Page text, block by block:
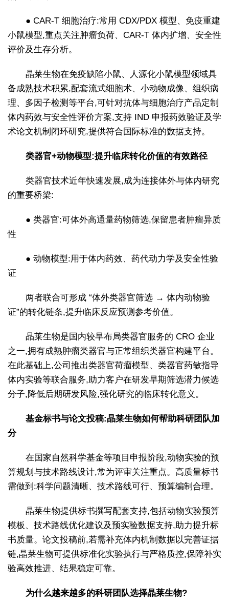
● CAR-T 细胞治疗:常用 CDX/PDX 模型、免疫重建
小鼠模型,重点关注肿瘤负荷、CAR-T 体内扩增、安全性
评价及生存分析。
晶莱生物在免疫缺陷小鼠、人源化小鼠模型领域具
备成熟技术积累,配套流式细胞术、小动物成像、组织病
理、多因子检测等平台,可针对抗体与细胞治疗产品定制
体内药效与安全性评价方案,支持 IND 申报药效验证及学
术论文机制闭环研究,提供符合国际标准的数据支持。
类器官+动物模型:提升临床转化价值的有效路径
类器官技术近年快速发展,成为连接体外与体内研究
的重要桥梁:
● 类器官:可体外高通量药物筛选,保留患者肿瘤异质
性
● 动物模型:用于体内药效、药代动力学及安全性验
证
两者联合可形成 “体外类器官筛选 → 体内动物验
证”的转化链条,提升临床反应预测参考价值。
晶莱生物是国内较早布局类器官服务的 CRO 企业
之一,拥有成熟肿瘤类器官与正常组织类器官构建平台。
在此基础上,公司推出类器官荷瘤模型、类器官药敏指导
体内实验等联合服务,助力客户在研发早期筛选潜力候选
分子,降低后期研发风险,强化研究的临床转化意义。
基金标书与论文投稿:晶莱生物如何帮助科研团队加
分
在国家自然科学基金等项目申报阶段,动物实验的预
算规划与技术路线设计,常为评审关注重点。高质量标书
需做到:科学问题清晰、技术路线可行、预算编制合理。
晶莱生物提供标书撰写配套支持,包括动物实验预算
模板、技术路线优化建议及预实验数据支持,助力提升标
书质量。论文投稿前,若需补充体内机制数据以完善证据
链,晶莱生物可提供标准化实验执行与严格质控,保障补实
验高效推进、结果稳定可靠。
为什么越来越多的科研团队选择晶莱生物?